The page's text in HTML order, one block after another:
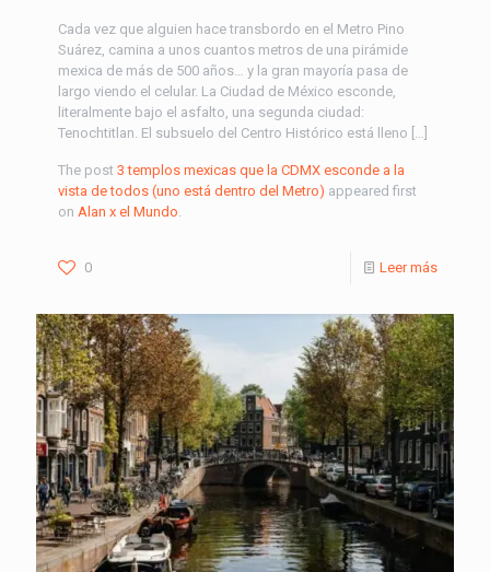
Cada vez que alguien hace transbordo en el Metro Pino
Suárez, camina a unos cuantos metros de una pirámide
mexica de más de 500 años… y la gran mayoría pasa de
largo viendo el celular. La Ciudad de México esconde,
literalmente bajo el asfalto, una segunda ciudad:
Tenochtitlan. El subsuelo del Centro Histórico está lleno […]
The post 3 templos mexicas que la CDMX esconde a la
vista de todos (uno está dentro del Metro) appeared first
on Alan x el Mundo.
0 Leer más